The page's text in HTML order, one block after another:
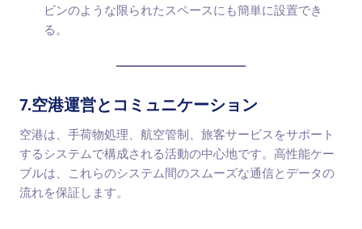
ビンのような限られたスペースにも簡単に設置でき
る。
7.空港運営とコミュニケーション
空港は、手荷物処理、航空管制、旅客サービスをサポート
するシステムで構成される活動の中心地です。高性能ケー
ブルは、これらのシステム間のスムーズな通信とデータの
流れを保証します。